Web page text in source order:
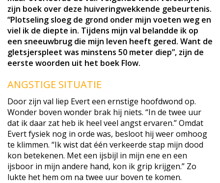
zijn boek over deze huiveringwekkende gebeurtenis.
“Plotseling sloeg de grond onder mijn voeten weg en
viel ik de diepte in. Tijdens mijn val belandde ik op
een sneeuwbrug die mijn leven heeft gered. Want de
gletsjerspleet was minstens 50 meter diep”, zijn de
eerste woorden uit het boek Flow.
ANGSTIGE SITUATIE
Door zijn val liep Evert een ernstige hoofdwond op.
Wonder boven wonder brak hij niets. “In de twee uur
dat ik daar zat heb ik heel veel angst ervaren.” Omdat
Evert fysiek nog in orde was, besloot hij weer omhoog
te klimmen. “Ik wist dat één verkeerde stap mijn dood
kon betekenen. Met een ijsbijl in mijn ene en een
ijsboor in mijn andere hand, kon ik grip krijgen.” Zo
lukte het hem om na twee uur boven te komen.